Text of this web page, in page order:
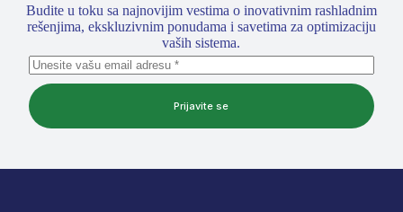
Budite u toku sa najnovijim vestima o inovativnim rashladnim
rešenjima, ekskluzivnim ponudama i savetima za optimizaciju
vaših sistema.
Prijavite se